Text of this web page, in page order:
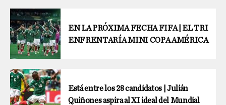
EN LA PRÓXIMA FECHA FIFA | EL TRI
ENFRENTARÍA MINI COPA AMÉRICA
Está entre los 28 candidatos | Julián
Quiñones aspira al XI ideal del Mundial